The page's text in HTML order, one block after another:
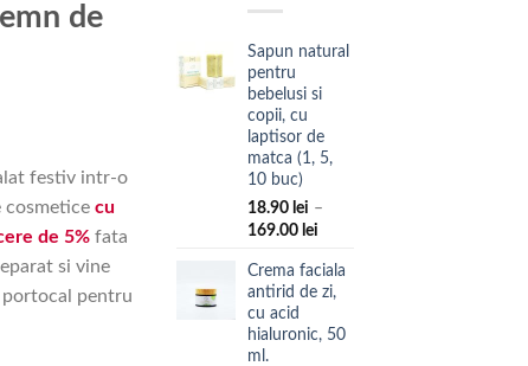
de
festiv intr-o
cosmetice cu
de 5% fata
si vine
pentru
Sapun natural
pentru
bebelusi si
copii, cu
laptisor de
matca (1, 5,
10 buc)
18.90 lei –
169.00 lei
prețuri:
18.90 lei
la
Crema faciala
antirid de zi,
cu acid
hialuronic, 50
ml.